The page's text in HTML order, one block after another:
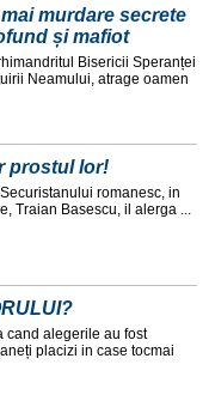
murdare secrete
și mafiot
Bisericii Speranței
Neamului, atrage oamen
prostul lor!
romanesc, in
Traian Basescu, il alerga ...
cand alegerile au fost
placizi in case tocmai